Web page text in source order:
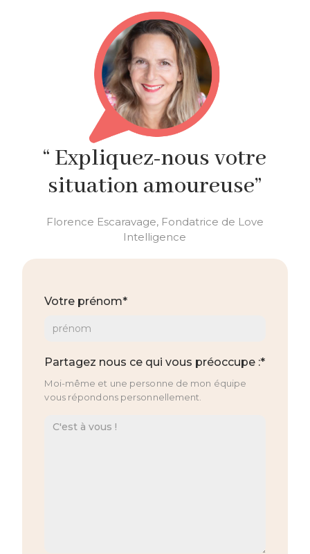
“ Expliquez-nous votre
situation amoureuse”
Florence Escaravage, Fondatrice de Love
Intelligence
Votre prénom*
Partagez nous ce qui vous préoccupe :*
Moi-même et une personne de mon équipe
vous répondons personnellement.